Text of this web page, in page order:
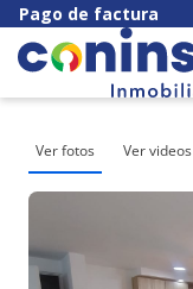
Pago de factura
Ver fotos Ver videos